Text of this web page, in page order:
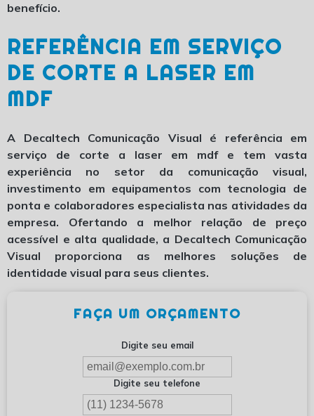
benefício.
REFERÊNCIA EM SERVIÇO
DE CORTE A LASER EM
MDF
A Decaltech Comunicação Visual é referência em
serviço de corte a laser em mdfe tem vasta
experiência no setor da comunicação visual,
investimento em equipamentos com tecnologia de
ponta e colaboradores especialista nas atividades da
empresa. Ofertando a melhor relação de preço
acessível e alta qualidade, a Decaltech Comunicação
Visual proporciona as melhores soluções de
identidade visual para seus clientes.
FAÇA UM ORÇAMENTO
Digite seu email
Digite seu telefone